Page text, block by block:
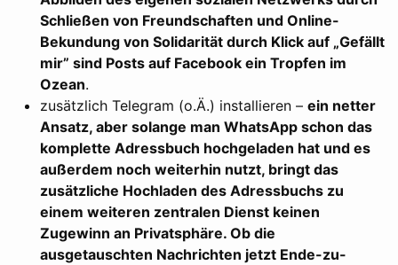
Schließen von Freundschaften und Online-
Bekundung von Solidarität durch Klick auf „Gefällt
mir” sind Posts auf Facebook ein Tropfen im
Ozean.
zusätzlich Telegram (o.Ä.) installieren – ein netter
Ansatz, aber solange man WhatsApp schon das
komplette Adressbuch hochgeladen hat und es
außerdem noch weiterhin nutzt, bringt das
zusätzliche Hochladen des Adressbuchs zu
einem weiteren zentralen Dienst keinen
Zugewinn an Privatsphäre. Ob die
ausgetauschten Nachrichten jetzt Ende-zu-